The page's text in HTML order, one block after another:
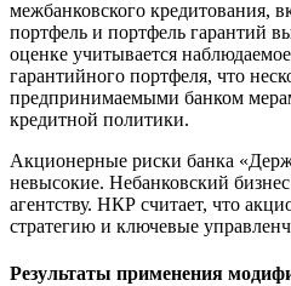
межбанковского
портфель и портфель гарантий
оценке учитывается
гарантийного портфеля, что
предпринимаемыми банком
кредитной политики.
Акционерные риски банка
невысокие. Небанковский
агентству. НКР считает, что
стратегию и ключевые
Результаты применения